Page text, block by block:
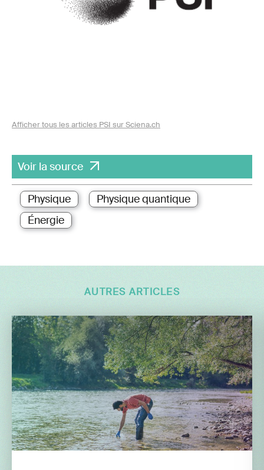
Afficher tous les articles PSI sur Sciena.ch
Voir la source
Physique
Physique quantique
Énergie
AUTRES ARTICLES